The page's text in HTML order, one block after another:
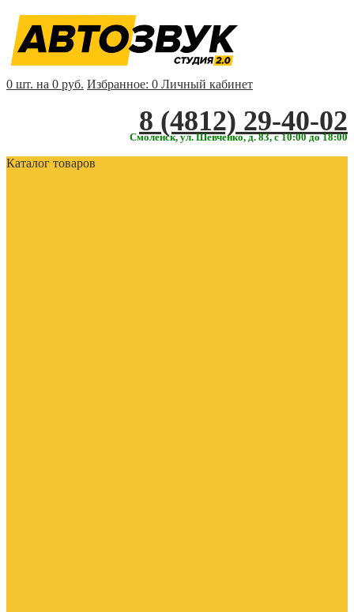
0 шт. на 0 руб. Избранное: 0 Личный кабинет
‎‎8 (4812) 29-40-02
Смоленск, ул. Шевченко, д. 83, с 10:00 до 18:00
Каталог товаров